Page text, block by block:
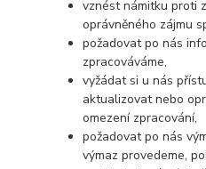
vznést námitku proti
oprávněného zájmu
požadovat po nás
zpracováváme,
vyžádat si u nás
aktualizovat nebo
omezení zpracování,
požadovat po nás
výmaz provedeme,